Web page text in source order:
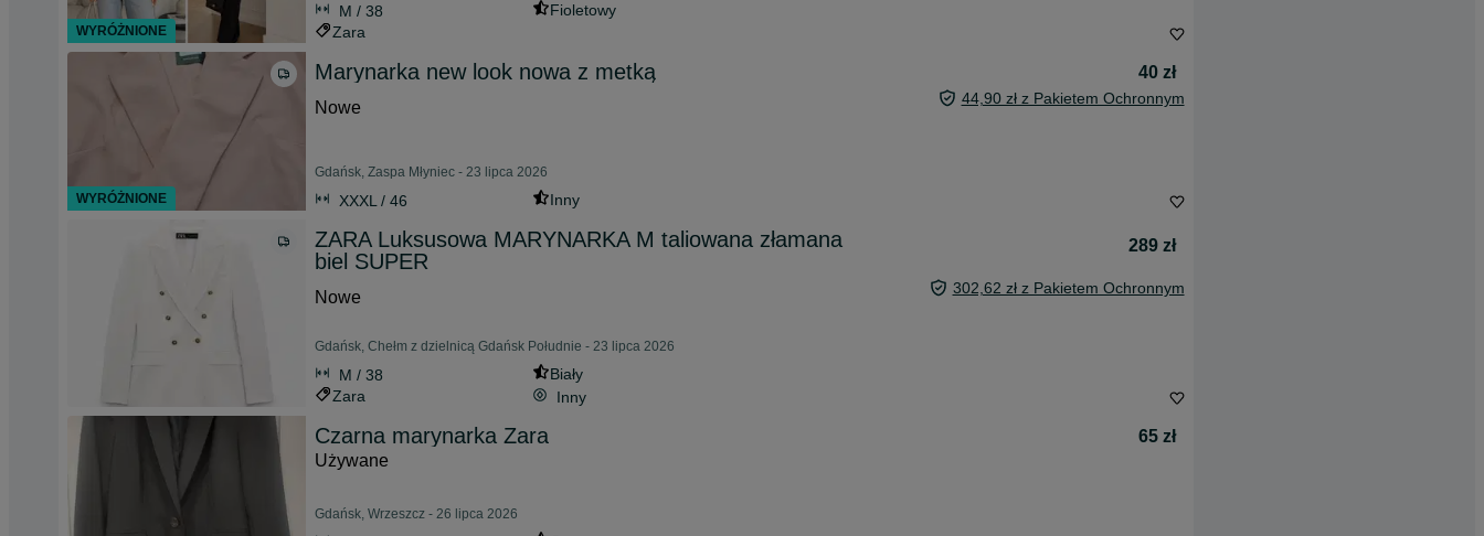
M / 38
Fioletowy
Zara
Marynarka new look nowa z metką
40 zł
Nowe
44,90 zł z Pakietem Ochronnym
Gdańsk, Zaspa Młyniec - 23 lipca 2026
XXXL / 46 Inny
ZARA Luksusowa MARYNARKA M taliowana złamana
biel SUPER
289 zł
Nowe 302,62 zł z Pakietem Ochronnym
Gdańsk, Chełm z dzielnicą Gdańsk Południe - 23 lipca 2026
M / 38
Biały
Zara
Inny
Czarna marynarka Zara
65 zł
Używane
Gdańsk, Wrzeszcz - 26 lipca 2026
WYRÓŻNIONE
WYRÓŻNIONE